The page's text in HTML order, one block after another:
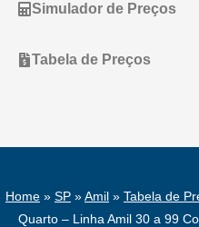
Simulador de Preços
Tabela de Preços
Home » SP » Amil » Tabela de
Quarto – Linha Amil 30 a 99